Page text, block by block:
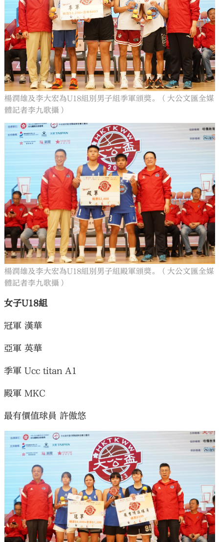
楊潤雄及李大宏為U18組別男子組季軍頒獎。（大公文匯全媒
體記者李九歌攝）
楊潤雄及李大宏為U18組別男子組殿軍頒獎。（大公文匯全媒
體記者李九歌攝）
女子U18組
冠軍 漢華
亞軍 英華
季軍 Ucc titan A1
殿軍 MKC
最有價值球員 許傲悠